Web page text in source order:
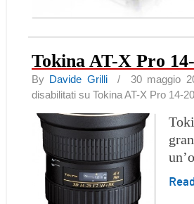
Tokina AT-X Pro
By Davide Grilli/ 30 maggio
disabilitati su Tokina AT-X Pro 14-